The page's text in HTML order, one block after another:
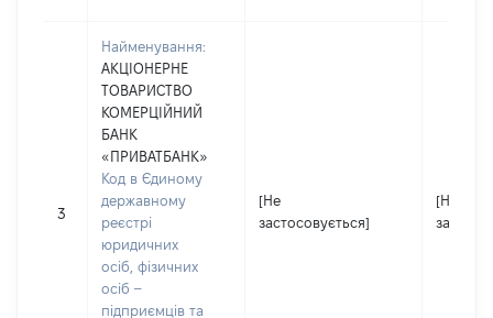
3
Найменування:
АКЦІОНЕРНЕ
ТОВАРИСТВО
КОМЕРЦІЙНИЙ
БАНК
«ПРИВАТБАНК»
Код в Єдиному
державному
реєстрі
юридичних
осіб, фізичних
осіб –
підприємців та
[Не
застосовується]
[Не